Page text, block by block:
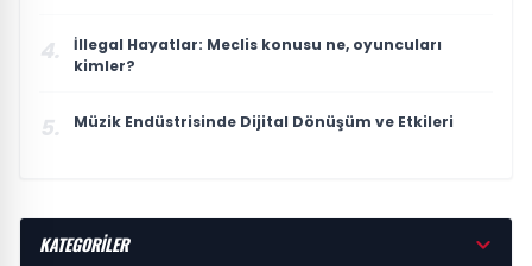
4.
İllegal Hayatlar: Meclis konusu ne, oyuncuları
kimler?
5. Müzik Endüstrisinde Dijital Dönüşüm ve Etkileri
KATEGORİLER